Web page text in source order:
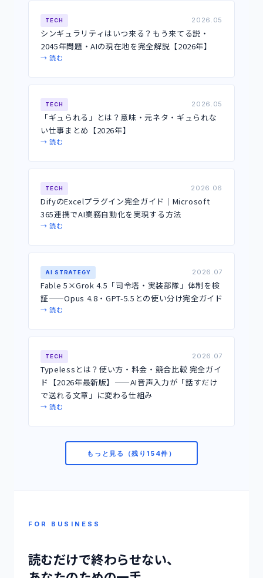
TECH 2026.05
シンギュラリティはいつ来る？もう来てる説・
2045年問題・AIの現在地を完全解説【2026年】
→ 読む
TECH 2026.05
「ギュられる」とは？意味・元ネタ・ギュられな
い仕事まとめ【2026年】
→ 読む
TECH 2026.06
DifyのExcelプラグイン完全ガイド｜Microsoft
365連携でAI業務自動化を実現する方法
→ 読む
AI STRATEGY 2026.07
Fable 5×Grok 4.5「司令塔・実装部隊」体制を検
証——Opus 4.8・GPT-5.5との使い分け完全ガイド
→ 読む
TECH 2026.07
Typelessとは？使い方・料金・競合比較 完全ガイ
ド【2026年最新版】——AI音声入力が「話すだけ
で送れる文章」に変わる仕組み
→ 読む
もっと見る（残り154件）
FOR BUSINESS
読むだけで終わらせない、